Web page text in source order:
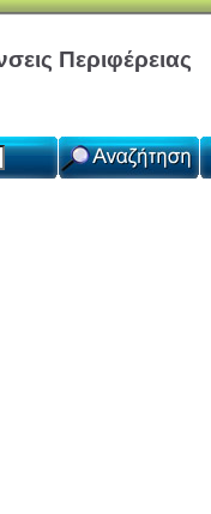
Περιφέρειας